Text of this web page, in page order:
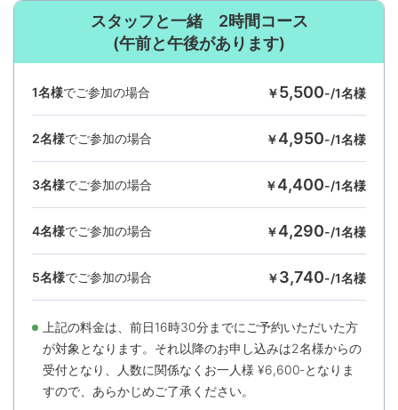
スタッフと一緒 2時間コース
(午前と午後があります)
1名様でご参加の場合 ￥5,500-/1名様
2名様でご参加の場合 ￥4,950-/1名様
3名様でご参加の場合 ￥4,400-/1名様
4名様でご参加の場合 ￥4,290-/1名様
5名様でご参加の場合 ￥3,740-/1名様
上記の料⾦は、前⽇16時30分までにご予約いただいた⽅
が対象となります。それ以降のお申し込みは2名様からの
受付となり、⼈数に関係なくお⼀⼈様 ¥6,600‐となりま
すので、あらかじめご了承ください。